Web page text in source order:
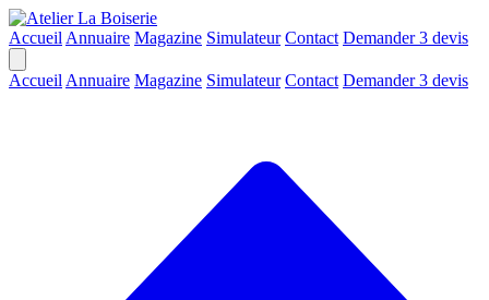
Accueil Annuaire Magazine Simulateur Contact Demander 3 devis
Accueil Annuaire Magazine Simulateur Contact Demander 3 devis